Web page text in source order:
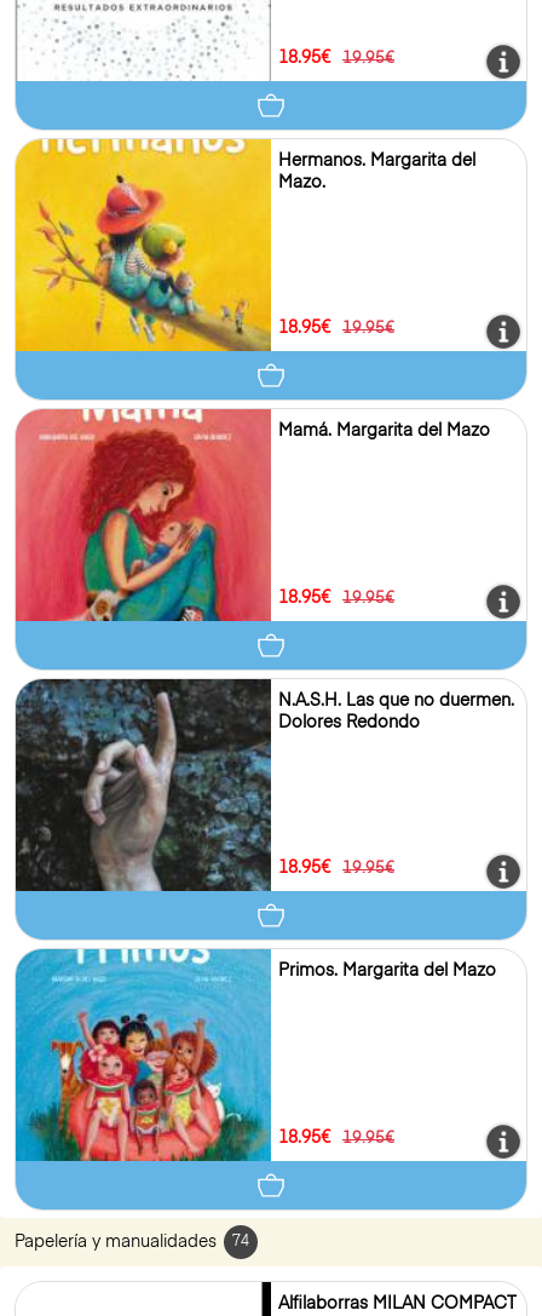
18.95€ 19.95€
Hermanos. Margarita del
Mazo.
18.95€ 19.95€
Mamá. Margarita del Mazo
18.95€ 19.95€
N.A.S.H. Las que no duermen.
Dolores Redondo
18.95€ 19.95€
Primos. Margarita del Mazo
18.95€ 19.95€
Papelería y manualidades 74
Alfilaborras MILAN COMPACT